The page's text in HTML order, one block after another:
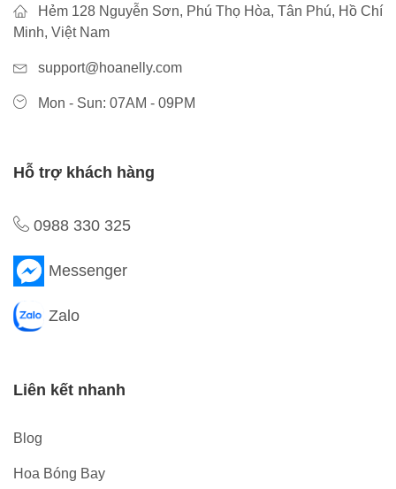
Hẻm 128 Nguyễn Sơn, Phú Thọ Hòa, Tân Phú, Hồ Chí
Minh, Việt Nam
support@hoanelly.com
Mon - Sun: 07AM - 09PM
Hỗ trợ khách hàng
0988 330 325
Messenger
Zalo
Liên kết nhanh
Blog
Hoa Bóng Bay